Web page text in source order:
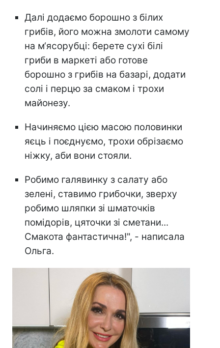
Далі додаємо борошно з білих
грибів, його можна змолоти самому
на м‘ясорубці: берете сухі білі
гриби в маркеті або готове
борошно з грибів на базарі, додати
солі і перцю за смаком і трохи
майонезу.
Начиняємо цією масою половинки
яєць і поєднуємо, трохи обрізаємо
ніжку, аби вони стояли.
Робимо галявинку з салату або
зелені, ставимо грибочки, зверху
робимо шляпки зі шматочків
помідорів, цяточки зі сметани...
Смакота фантастична!", - написала
Ольга.